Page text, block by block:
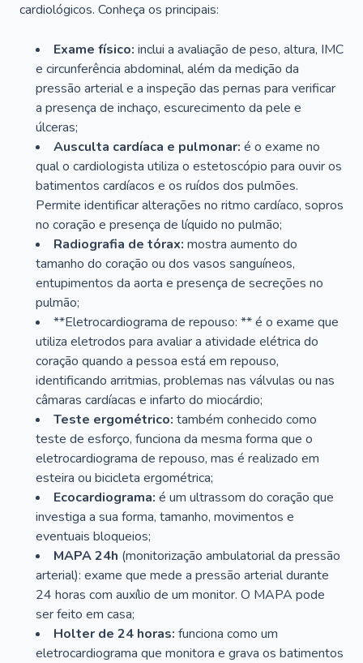
cardiológicos. Conheça os principais:
Exame físico: inclui a avaliação de peso, altura, IMC
e circunferência abdominal, além da medição da
pressão arterial e a inspeção das pernas para verificar
a presença de inchaço, escurecimento da pele e
úlceras;
Ausculta cardíaca e pulmonar: é o exame no
qual o cardiologista utiliza o estetoscópio para ouvir os
batimentos cardíacos e os ruídos dos pulmões.
Permite identificar alterações no ritmo cardíaco, sopros
no coração e presença de líquido no pulmão;
Radiografia de tórax: mostra aumento do
tamanho do coração ou dos vasos sanguíneos,
entupimentos da aorta e presença de secreções no
pulmão;
**Eletrocardiograma de repouso: ** é o exame que
utiliza eletrodos para avaliar a atividade elétrica do
coração quando a pessoa está em repouso,
identificando arritmias, problemas nas válvulas ou nas
câmaras cardíacas e infarto do miocárdio;
Teste ergométrico: também conhecido como
teste de esforço, funciona da mesma forma que o
eletrocardiograma de repouso, mas é realizado em
esteira ou bicicleta ergométrica;
Ecocardiograma: é um ultrassom do coração que
investiga a sua forma, tamanho, movimentos e
eventuais bloqueios;
MAPA 24h (monitorização ambulatorial da pressão
arterial): exame que mede a pressão arterial durante
24 horas com auxílio de um monitor. O MAPA pode
ser feito em casa;
Holter de 24 horas: funciona como um
eletrocardiograma que monitora e grava os batimentos